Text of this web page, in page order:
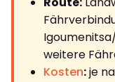
weitere
Kosten:je